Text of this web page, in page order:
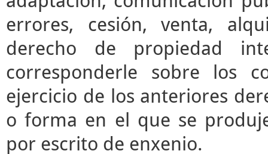
errores, cesión, venta,
derecho de propiedad
corresponderle sobre los
ejercicio de los anteriores
o forma en el que se
por escrito de enxenio.